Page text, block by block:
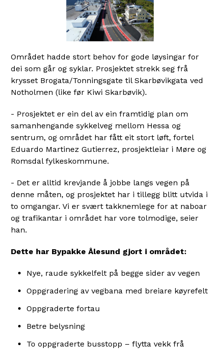
Området hadde stort behov for gode løysingar for
dei som går og syklar. Prosjektet strekk seg frå
krysset Brogata/Tonningsgate til Skarbøvikgata ved
Notholmen (like før Kiwi Skarbøvik).
- Prosjektet er ein del av ein framtidig plan om
samanhengande sykkelveg mellom Hessa og
sentrum, og området har fått eit stort løft, fortel
Eduardo Martinez Gutierrez, prosjektleiar i Møre og
Romsdal fylkeskommune.
- Det er alltid krevjande å jobbe langs vegen på
denne måten, og prosjektet har i tillegg blitt utvida i
to omgangar. Vi er svært takknemlege for at naboar
og trafikantar i området har vore tolmodige, seier
han.
Dette har Bypakke Ålesund gjort i området:
Nye, raude sykkelfelt på begge sider av vegen
Oppgradering av vegbana med breiare køyrefelt
Oppgraderte fortau
Betre belysning
To oppgraderte busstopp – flytta vekk frå